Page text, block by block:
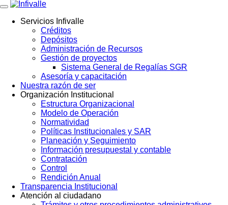
navigation
Servicios Infivalle
Créditos
Depósitos
Administración de Recursos
Gestión de proyectos
Sistema General de Regalías SGR
Asesoría y capacitación
Nuestra razón de ser
Organización Institucional
Estructura Organizacional
Modelo de Operación
Normatividad
Políticas Institucionales y SAR
Planeación y Seguimiento
Información presupuestal y contable
Contratación
Control
Rendición Anual
Transparencia Institucional
Atención al ciudadano